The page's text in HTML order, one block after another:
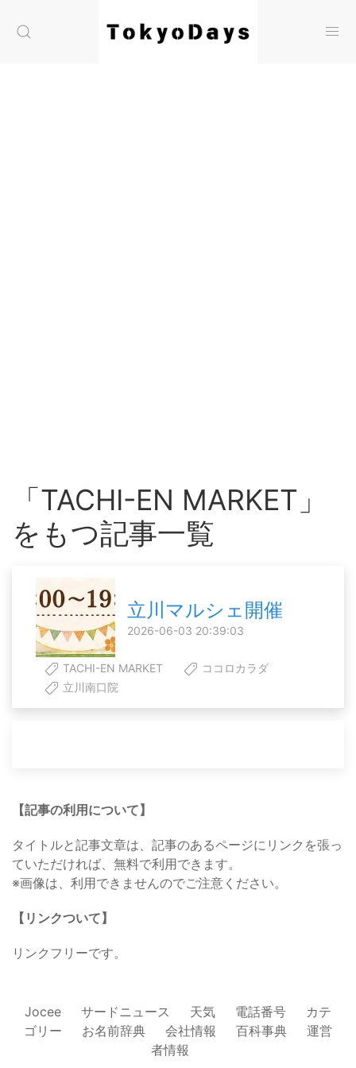
「TACHI-EN MARKET」
をもつ記事一覧
立川マルシェ開催
2026-06-03 20:39:03
TACHI-EN MARKET
ココロカラダ
立川南口院
【記事の利用について】
タイトルと記事文章は、記事のあるページにリンクを張っ
ていただければ、無料で利用できます。
※画像は、利用できませんのでご注意ください。
【リンクついて】
リンクフリーです。
Jocee サードニュース 天気 電話番号
カテ
ゴリー
お名前辞典 会社情報 百科事典
運営
者情報